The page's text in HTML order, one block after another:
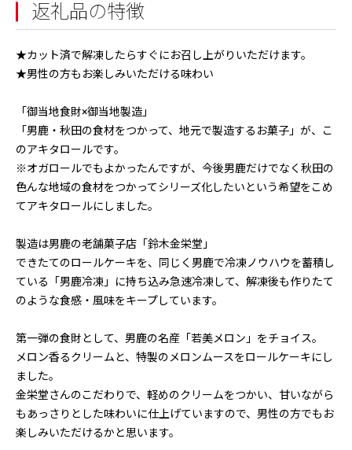
返礼品の特徴
★カット済で解凍したらすぐにお召し上がりいただけます。
★男性の方もお楽しみいただける味わい
「御当地食財×御当地製造」
「男鹿・秋田の食材をつかって、地元で製造するお菓子」が、こ
のアキタロールです。
※オガロールでもよかったんですが、今後男鹿だけでなく秋田の
色んな地域の食材をつかってシリーズ化したいという希望をこめ
てアキタロールにしました。
製造は男鹿の老舗菓子店「鈴木金栄堂」
できたてのロールケーキを、同じく男鹿で冷凍ノウハウを蓄積し
ている「男鹿冷凍」に持ち込み急速冷凍して、解凍後も作りたて
のような食感・風味をキープしています。
第一弾の食財として、男鹿の名産「若美メロン」をチョイス。
メロン香るクリームと、特製のメロンムースをロールケーキにし
ました。
金栄堂さんのこだわりで、軽めのクリームをつかい、甘いながら
もあっさりとした味わいに仕上げていますので、男性の方でもお
楽しみいただけるかと思います。